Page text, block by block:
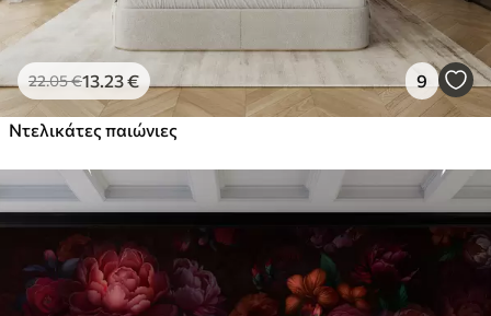
22.05€13 .23€ 9
Ντελικάτες παιώνιες